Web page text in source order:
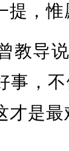
提，
教导
事，
才是